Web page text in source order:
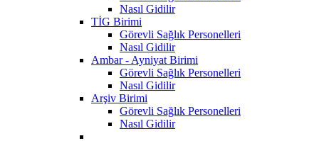
Nasıl Gidilir
TİG Birimi
Görevli Sağlık Personelleri
Nasıl Gidilir
Ambar - Ayniyat Birimi
Görevli Sağlık Personelleri
Nasıl Gidilir
Arşiv Birimi
Görevli Sağlık Personelleri
Nasıl Gidilir